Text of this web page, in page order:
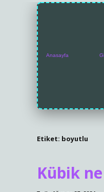
Anasayfa
Etiket: boyutlu
Kübik